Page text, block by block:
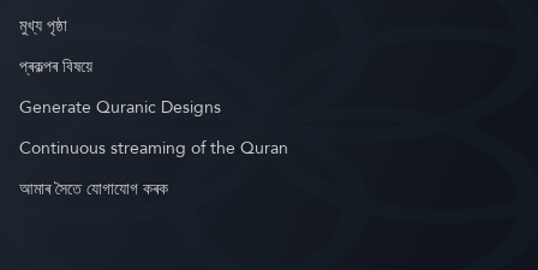
মুখ্য পৃষ্ঠা
প্ৰকল্পৰ বিষয়ে
Generate Quranic Designs
Continuous streaming of the Quran
আমাৰ সৈতে যোগাযোগ কৰক